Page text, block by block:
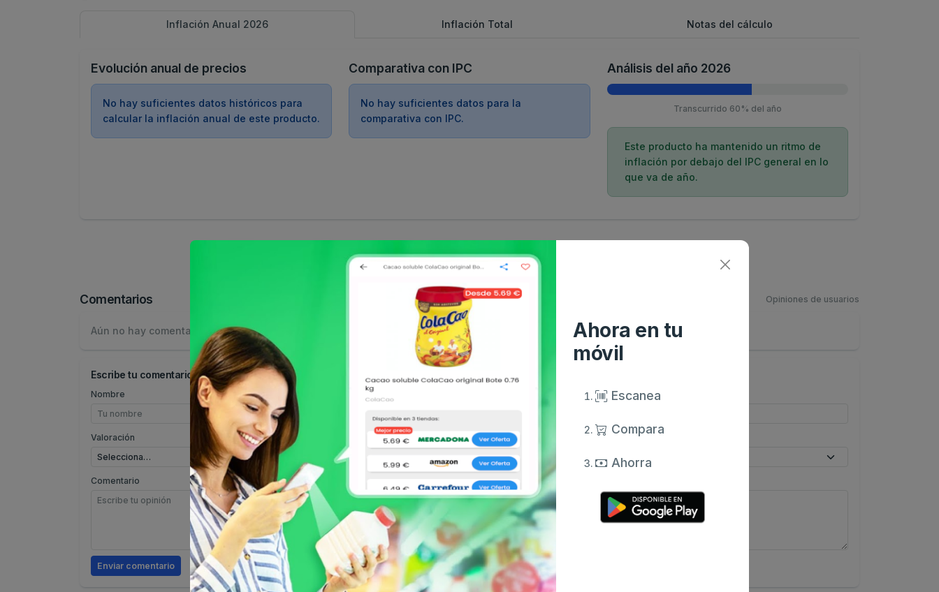
Inflación Anual 2026 Inflación Total Notas del cálculo
Evolución anual de precios
No hay suficientes datos históricos para
calcular la inflación anual de este producto.
Comparativa con IPC
No hay suficientes datos para la
comparativa con IPC.
Análisis del año 2026
Transcurrido 60% del año
Este producto ha mantenido un ritmo de
inflación por debajo del IPC general en lo
que va de año.
Comentarios Opiniones de usuarios
Aún no hay comentarios.
Escribe tu comentario
Nombre
Valoración
Comentario
Enviar comentario
Ahora en tu
móvil
Escanea
Compara
Ahorra